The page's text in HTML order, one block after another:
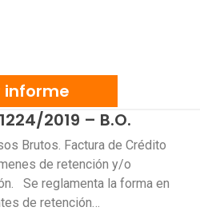
informe
2019 – B.O.
Brutos. Factura de Crédito
de retención y/o
Se reglamenta la forma en
de retención…